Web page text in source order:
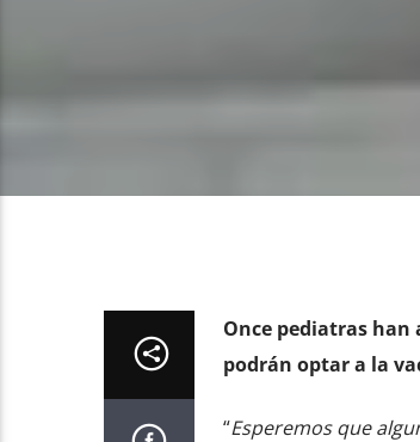
Once pediatras han
podrán optar a la
“Esperemos que